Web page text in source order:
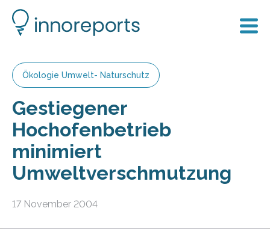
Ökologie Umwelt- Naturschutz
Gestiegener
Hochofenbetrieb
minimiert
Umweltverschmutzung
17 November 2004